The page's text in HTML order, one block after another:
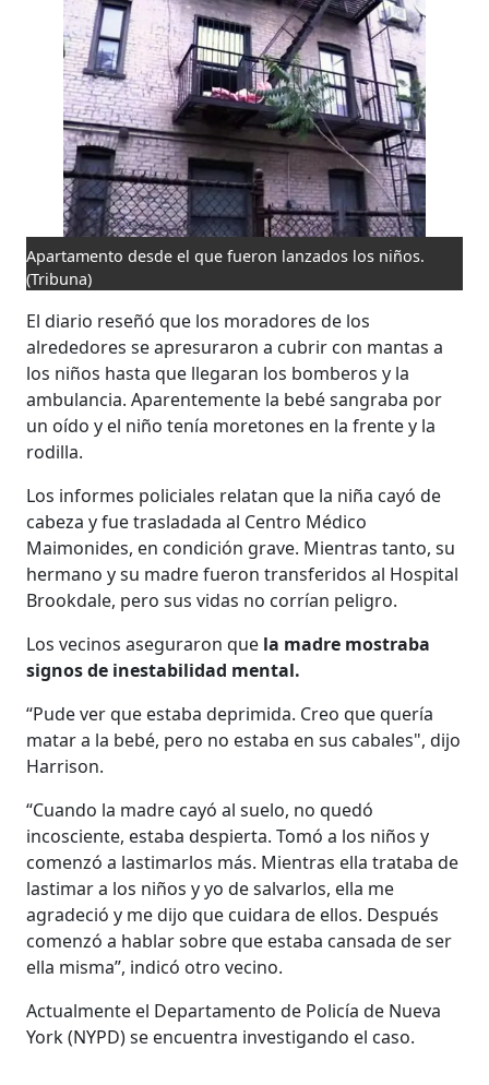
Apartamento desde el que fueron lanzados los niños.
(Tribuna)
El diario reseñó que los moradores de los
alrededores se apresuraron a cubrir con mantas a
los niños hasta que llegaran los bomberos y la
ambulancia. Aparentemente la bebé sangraba por
un oído y el niño tenía moretones en la frente y la
rodilla.
Los informes policiales relatan que la niña cayó de
cabeza y fue trasladada al Centro Médico
Maimonides, en condición grave. Mientras tanto, su
hermano y su madre fueron transferidos al Hospital
Brookdale, pero sus vidas no corrían peligro.
Los vecinos aseguraron que la madre mostraba
signos de inestabilidad mental.
“Pude ver que estaba deprimida. Creo que quería
matar a la bebé, pero no estaba en sus cabales", dijo
Harrison.
“Cuando la madre cayó al suelo, no quedó
incosciente, estaba despierta. Tomó a los niños y
comenzó a lastimarlos más. Mientras ella trataba de
lastimar a los niños y yo de salvarlos, ella me
agradeció y me dijo que cuidara de ellos. Después
comenzó a hablar sobre que estaba cansada de ser
ella misma”, indicó otro vecino.
Actualmente el Departamento de Policía de Nueva
York (NYPD) se encuentra investigando el caso.